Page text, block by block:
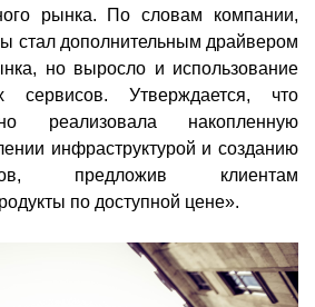
рынка. По словам компании,
стал дополнительным драйвером
но выросло и использование
сервисов. Утверждается, что
реализовала накопленную
инфраструктурой и созданию
предложив клиентам
по доступной цене».